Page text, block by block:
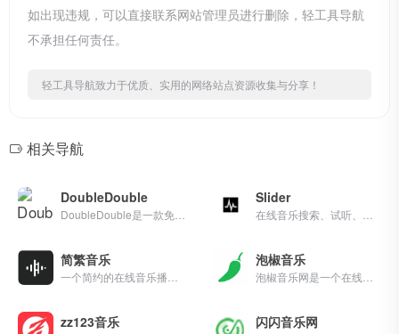
如出现违规，可以直接联系网站管理员进行删除，轻工具导航
不承担任何责任。
轻工具导航致力于优质、实用的网络站点资源收集与分享！
相关导航
DoubleDouble Slider
简繁音乐 泡椒音乐
zz123音乐 闪闪音乐网